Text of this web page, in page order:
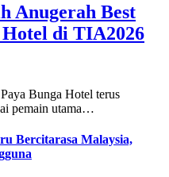
Anugerah Best
di TIA2026
Bunga Hotel terus
pemain utama…
Bercitarasa Malaysia,